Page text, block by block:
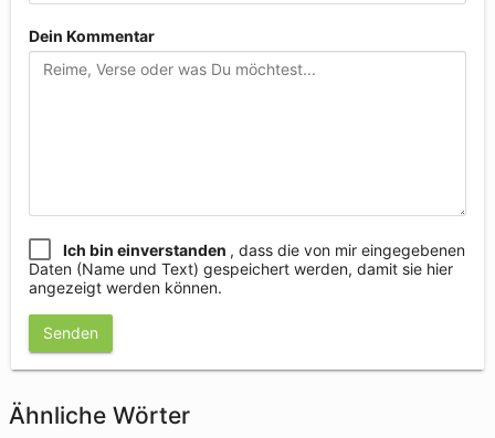
Dein Kommentar
Ich bin einverstanden , dass die von mir eingegebenen
Daten (Name und Text) gespeichert werden, damit sie hier
angezeigt werden können.
Senden
Ähnliche Wörter